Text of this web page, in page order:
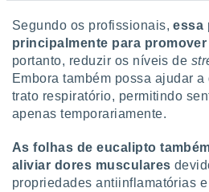
Segundo os profissionais,essa
principalmente para
portanto, reduzir os níveis de
Embora também possa ajudar
trato respiratório, permitindo
apenas temporariamente.
As folhas de eucalipto
aliviar dores musculares
propriedades antiinflamatórias